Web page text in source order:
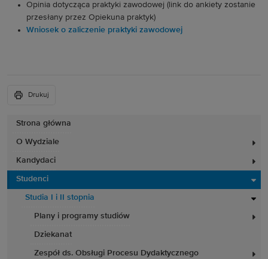
Strona główna
O Wydziale
Kandydaci
Studenci
Studia I i II stopnia
Plany i programy studiów
Dziekanat
Zespół ds. Obsługi Procesu Dydaktycznego
Opinia dotycząca praktyki zawodowej (link do ankiety zostanie
przesłany przez Opiekuna praktyk)
Wniosek o zaliczenie praktyki zawodowej
Drukuj